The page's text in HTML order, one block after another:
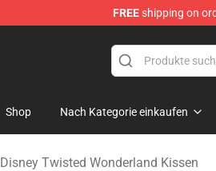
FREEshipping on
Shop Nach Kategorie einkaufen
Disney Twisted Wonderland Kissen